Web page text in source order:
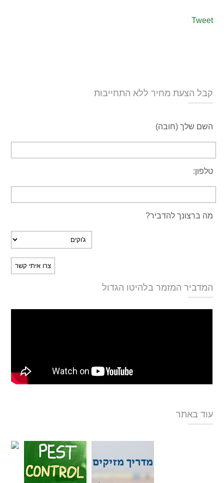
Tweet
קבל הצעת מחיר ללא התחייבות
השם שלך (חובה)
טלפון:
מה ברצונך להדביר?
המדביר המזמר בלהיטו הגדול
עוד באתר